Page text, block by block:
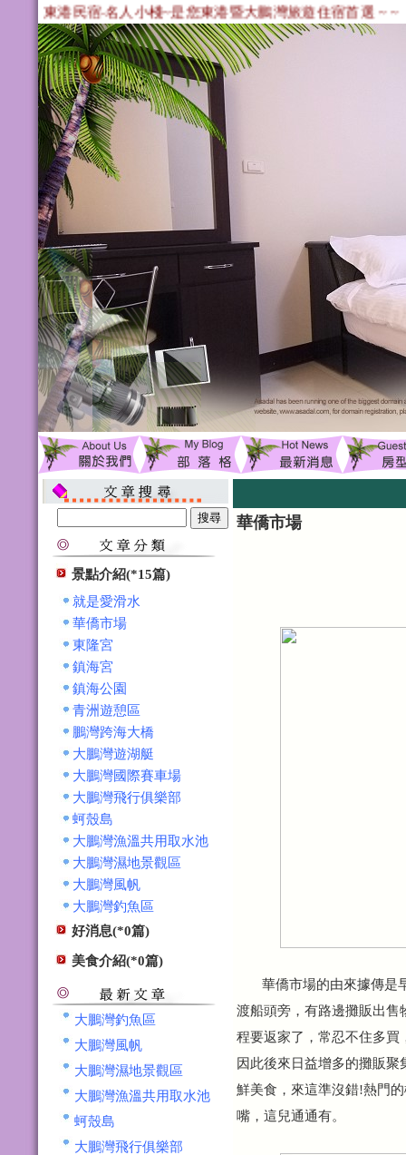
東港民宿‧名人小棧~是您東港暨大鵬灣旅遊住宿首選 ~ ~
景點介紹(*15篇)
就是愛滑水
華僑市場
東隆宮
鎮海宮
鎮海公園
青洲遊憩區
鵬灣跨海大橋
大鵬灣遊湖艇
大鵬灣國際賽車場
大鵬灣飛行俱樂部
蚵殼島
大鵬灣漁溫共用取水池
大鵬灣濕地景觀區
大鵬灣風帆
大鵬灣釣魚區
好消息(*0篇)
美食介紹(*0篇)
大鵬灣釣魚區
大鵬灣風帆
大鵬灣濕地景觀區
大鵬灣漁溫共用取水池
蚵殼島
大鵬灣飛行俱樂部
華僑市場
華僑市場的由來據傳是
渡船頭旁，有路邊攤販出售
程要返家了，常忍不住多買
因此後來日益增多的攤販
鮮美食，來這準沒錯!熱門
嘴，這兒通通有。